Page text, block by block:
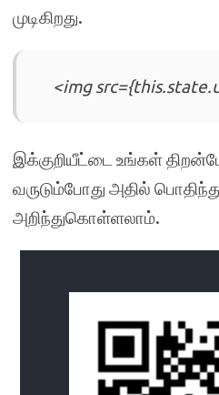
முடிகிறது.
<img
இக்குறியீட்டை உங்கள்
வருடும்போது அதில்
அறிந்துகொள்ளலாம்.